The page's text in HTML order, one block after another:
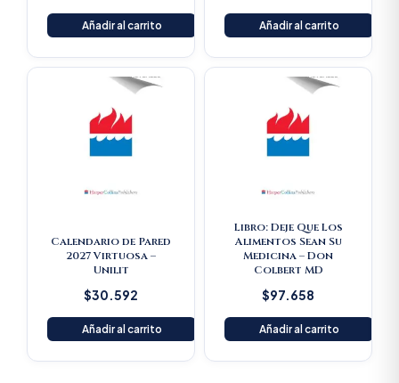
Añadir al carrito Añadir al carrito
Calendario de Pared
2027 Virtuosa –
Unilit
$30.592
Añadir al carrito
Libro: Deje Que Los
Alimentos Sean Su
Medicina – Don
Colbert MD
$97.658
Añadir al carrito